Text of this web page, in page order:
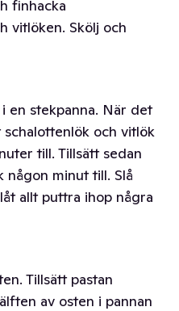
finhacka
vitlöken. Skölj och
en stekpanna. När det
och vitlök
till. Tillsätt sedan
någon minut till. Slå
allt puttra ihop några
Tillsätt pastan
av osten i pannan